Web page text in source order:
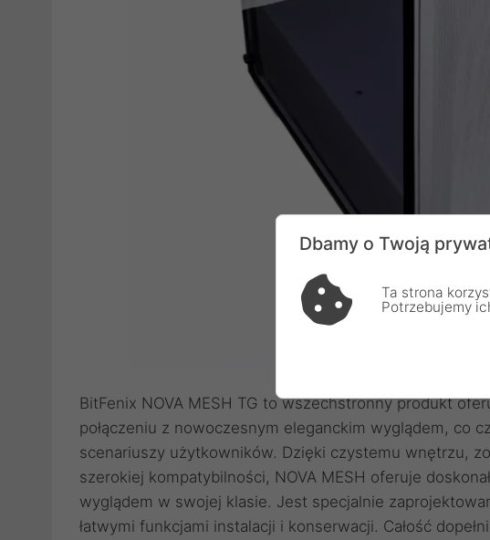
BitFenix NOVA MESH TG to wszechstronny produkt
połączeniu z nowoczesnym eleganckim wyglądem, co
scenariuszy użytkowników. Dzięki czystemu wnętrzu,
szerokiej kompatybilności, NOVA MESH oferuje
wyglądem w swojej klasie. Jest specjalnie
łatwymi funkcjami instalacji i konserwacji. Całość
Dbamy o Twoją
Ta strona
Potrzebujemy